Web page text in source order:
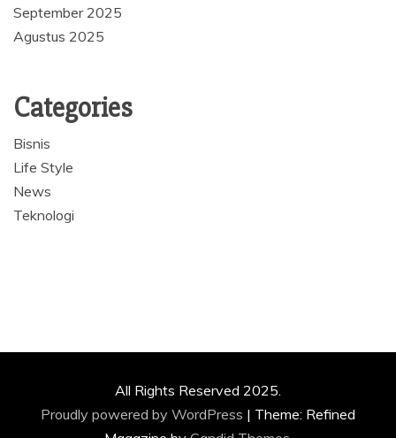
September 2025
Agustus 2025
Categories
Bisnis
Life Style
News
Teknologi
All Rights Reserved 2025.
Proudly powered by WordPress | Theme: Refined